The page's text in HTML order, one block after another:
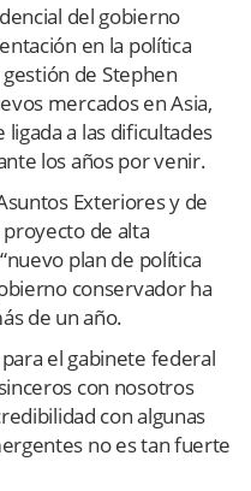
del gobierno
en la política
de Stephen
mercados en Asia,
a las dificultades
los años por venir.
Exteriores y de
de alta
plan de política
conservador ha
de un año.
el gabinete federal
con nosotros
con algunas
no es tan fuerte